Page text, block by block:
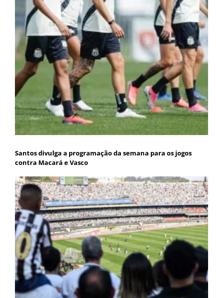
Santos divulga a programação da semana para os jogos
contra Macará e Vasco